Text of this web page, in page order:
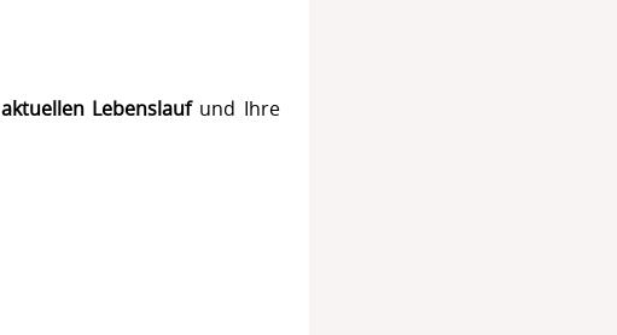
aktuellen Lebenslaufund Ihre